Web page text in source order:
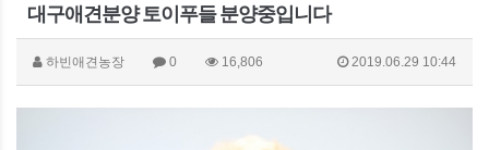
대구애견분양 토이푸들 분양중입니다
하빈애견농장 0 16,806 2019.06.29 10:44